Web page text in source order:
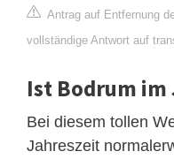
Antrag auf Entfernung
vollständige Antwort auf
Ist Bodrum
Bei diesem tollen
Jahreszeit